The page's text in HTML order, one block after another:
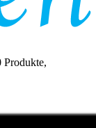
Produkte,